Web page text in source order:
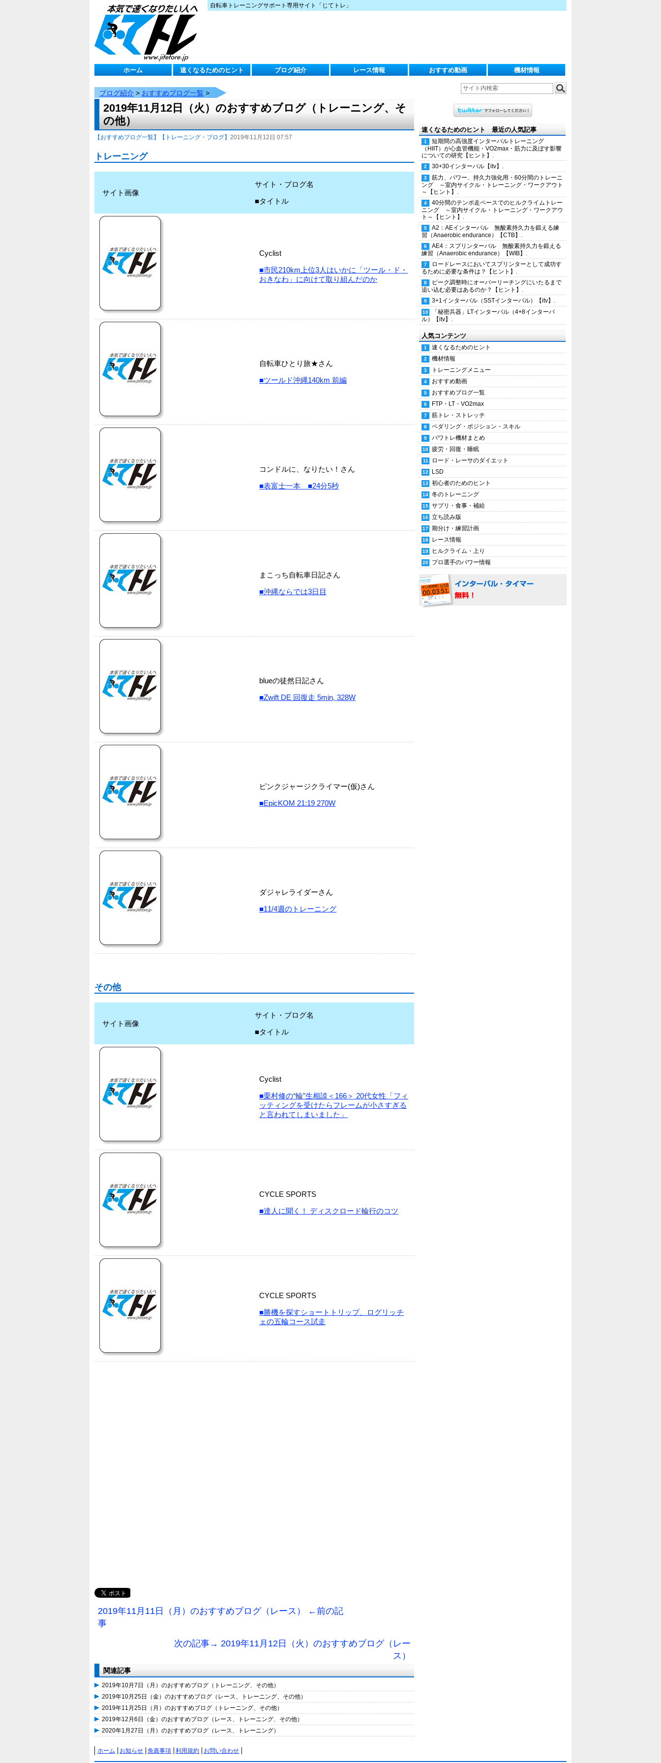
自転車トレーニングサポート専用サイト「じてトレ」
ホーム 速くなるためのヒント ブログ紹介 レース情報 おすすめ動画 機材情報
ブログ紹介 > おすすめブログ一覧 >
2019年11月12日（火）のおすすめブログ（トレーニング、そ
の他）
【おすすめブログ一覧】 【トレーニング・ブログ】 2019年11月12日 07:57
トレーニング
サイト画像
サイト・ブログ名
■タイトル
Cyclist
■市民210km上位3人はいかに「ツール・ド・
おきなわ」に向けて取り組んだのか
自転車ひとり旅★さん
■ツールド沖縄140km 前編
コンドルに、なりたい！さん
■表富士一本 ■24分5秒
まこっち自転車日記さん
■沖縄ならでは3日目
blueの徒然日記さん
■Zwift DE 回復走 5min, 328W
ピンクジャージクライマー(仮)さん
■EpicKOM 21:19 270W
ダジャレライダーさん
■11/4週のトレーニング
その他
サイト画像
サイト・ブログ名
■タイトル
Cyclist
■栗村修の“輪”生相談＜166＞ 20代女性「フィ
ッティングを受けたらフレームが小さすぎる
と言われてしまいました」
CYCLE SPORTS
■達人に聞く！ ディスクロード輪行のコツ
CYCLE SPORTS
■勝機を探すショートトリップ、ログリッチ
ェの五輪コース試走
2019年11月11日（月）のおすすめブログ（レース） ←前の記
事
次の記事→ 2019年11月12日（火）のおすすめブログ（レー
ス）
関連記事
2019年10月7日（月）のおすすめブログ（トレーニング、その他）
2019年10月25日（金）のおすすめブログ（レース、トレーニング、その他）
2019年11月25日（月）のおすすめブログ（トレーニング、その他）
2019年12月6日（金）のおすすめブログ（レース、トレーニング、その他）
2020年1月27日（月）のおすすめブログ（レース、トレーニング）
速くなるためのヒント 最近の人気記事
短期間の高強度インターバルトレーニング
（HIIT）が心血管機能・VO2max・筋力に及ぼす影響
についての研究【ヒント】.
30+30インターバル【itv】.
筋力、パワー、持久力強化用・60分間のトレーニ
ング ～室内サイクル・トレーニング・ワークアウト
～【ヒント】.
40分間のテンポ走ペースでのヒルクライムトレー
ニング ～室内サイクル・トレーニング・ワークアウ
ト～【ヒント】.
A2：AEインターバル 無酸素持久力を鍛える練
習（Anaerobic endurance）【CTB】.
AE4：スプリンターバル 無酸素持久力を鍛える
練習（Anaerobic endurance）【WIB】.
ロードレースにおいてスプリンターとして成功す
るために必要な条件は？【ヒント】.
ピーク調整時にオーバーリーチングにいたるまで
追い込む必要はあるのか？【ヒント】.
3+1インターバル（SSTインターバル）【itv】.
「秘密兵器」LTインターバル（4+8インターバ
ル）【itv】.
人気コンテンツ
速くなるためのヒント
機材情報
トレーニングメニュー
おすすめ動画
おすすめブログ一覧
FTP・LT・VO2max
筋トレ・ストレッチ
ペダリング・ポジション・スキル
パワトレ機材まとめ
疲労・回復・睡眠
ロード・レーサのダイエット
LSD
初心者のためのヒント
冬のトレーニング
サプリ・食事・補給
立ち読み版
期分け・練習計画
レース情報
ヒルクライム・上り
プロ選手のパワー情報
ホーム お知らせ 免責事項 利用規約 お問い合わせ